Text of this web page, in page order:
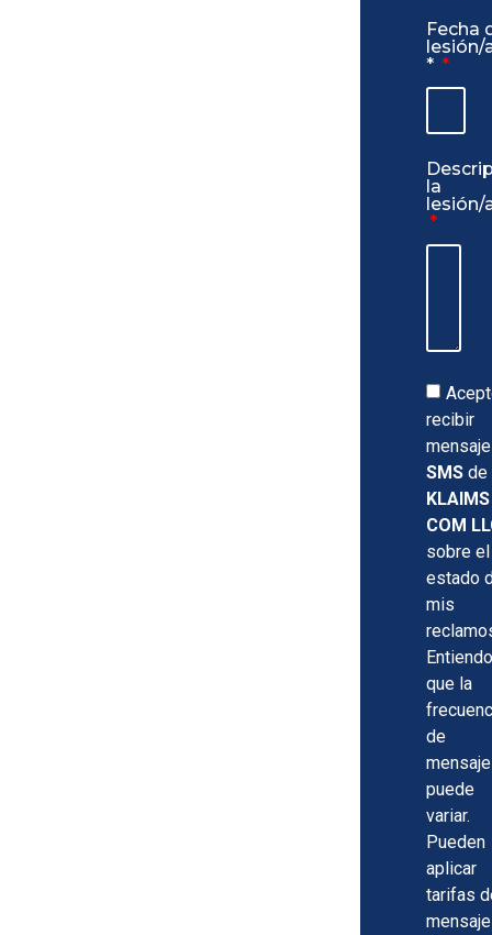
Fecha
lesión/
*
la
lesión/
recibir
SMS de
KLAIMS
COM
sobre el
estado
mis
Entiendo
que la
de
puede
variar.
Pueden
aplicar
tarifas